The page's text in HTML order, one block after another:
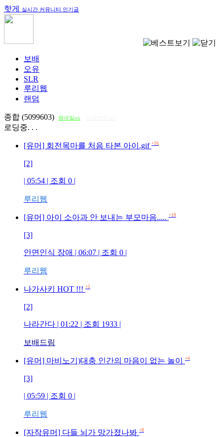
핫게 실시간 커뮤니티 인기글
보배
오유
SLR
루리웹
랜덤
종합 (5099603) 썸네일on
로딩중. . .
[유머] 회전목마를 처음 타본 아이.gif +16
[2]
| 05:54 | 조회 0 |
루리웹
[유머] 아이 소아과 안 보내는 부모마음..... +19
[3]
안면인식 장애 | 06:07 | 조회 0 |
루리웹
나가사키 HOT !!! +5
[2]
나라간다 | 01:22 | 조회 1933 |
보배드림
[유머] 마비노기)대충 인간의 마음이 없는 놀이 +4
[3]
| 05:59 | 조회 0 |
루리웹
[자작유머] 다들 뇌가 망가졌나봐 +8